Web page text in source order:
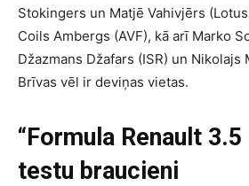
Stokingers un Matjē Vahivjērs
Coils Ambergs (AVF), kā arī Marko
Džazmans Džafars (ISR) un Nikolajs
Brīvas vēl ir deviņas vietas.
“Formula Renault 3.5
testu braucieni